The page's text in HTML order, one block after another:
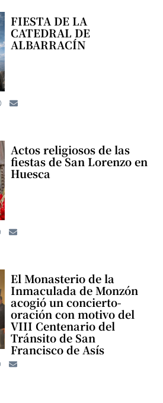
FIESTA DE LA
CATEDRAL DE
ALBARRACÍN
Actos religiosos de las
fiestas de San Lorenzo en
Huesca
El Monasterio de la
Inmaculada de Monzón
acogió un concierto-
oración con motivo del
VIII Centenario del
Tránsito de San
Francisco de Asís